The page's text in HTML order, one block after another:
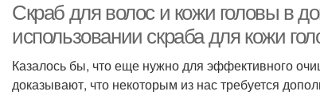
Скраб для волос и кожи головы в
использовании скраба для кожи
Казалось бы, что еще нужно для эффективного
доказывают, что некоторым из нас требуется